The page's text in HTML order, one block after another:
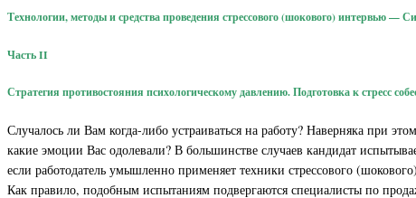
Технологии, методы и средства проведения стрессового (шокового) интервью —
Часть II
Стратегия противостояния психологическому давлению. Подготовка к стресс
Случалось ли Вам когда-либо устраиваться на работу? Наверняка при
какие эмоции Вас одолевали? В большинстве случаев кандидат
если работодатель умышленно применяет техники стрессового
Как правило, подобным испытаниям подвергаются специалисты по